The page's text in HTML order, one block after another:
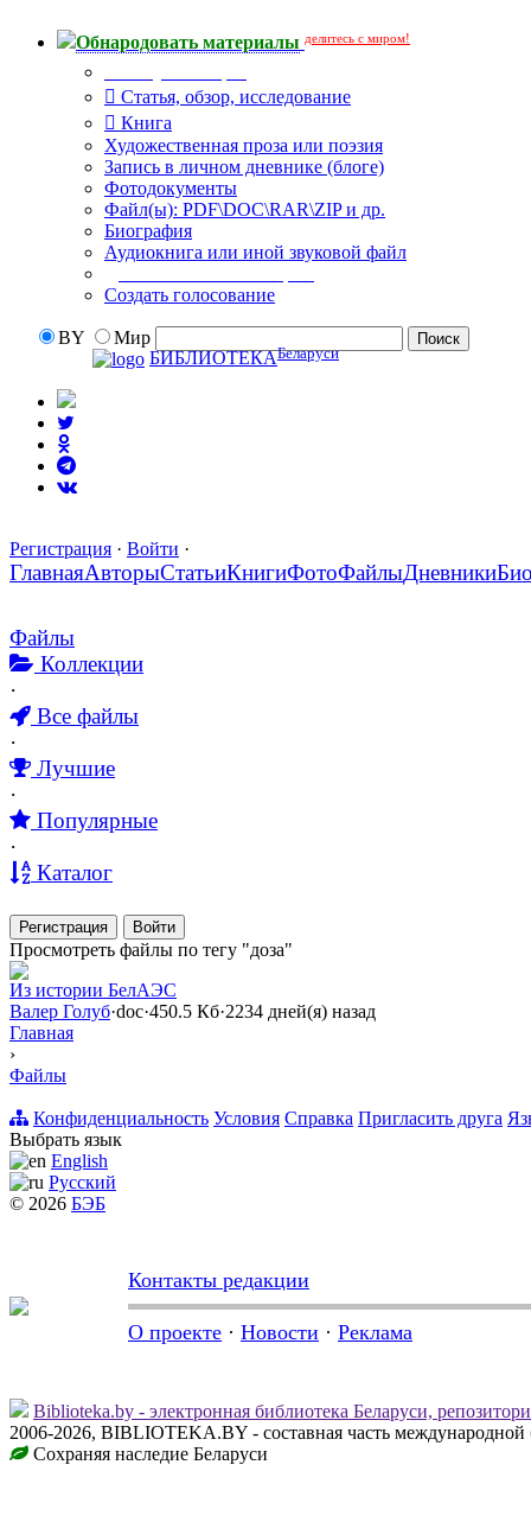
Обнародовать материалы делитесь с миром!
Статья, обзор, исследование
Книга
Художественная проза или поэзия
Запись в личном дневнике (блоге)
Фотодокументы
Файл(ы): PDF\DOC\RAR\ZIP и др.
Биография
Аудиокнига или иной звуковой файл
Создать голосование
BY
Мир
БИБЛИОТЕКАБеларуси
Регистрация · Войти ·
ГлавнаяАвторыСтатьиКнигиФотоФайлыДневники
Файлы
Коллекции
·
Все файлы
·
Лучшие
·
Популярные
·
Каталог
Регистрация Войти
Просмотреть файлы по тегу "доза"
Из истории БелАЭС
Валер Голуб·doc·450.5 Кб·2234 дней(я) назад
Главная
›
Файлы
Конфиденциальность Условия Справка Пригласить друга
Выбрать язык
English
Русский
© 2026 БЭБ
Контакты редакции
О проекте · Новости · Реклама
Biblioteka.by - электронная библиотека Беларуси,
2006-2026, BIBLIOTEKA.BY - составная часть
Сохраняя наследие Беларуси